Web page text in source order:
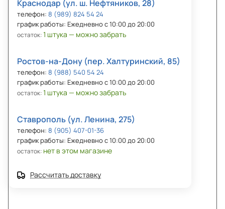
Краснодар (ул. ш. Нефтяников, 28)
телефон: 8 (989) 824 54 24
график работы: Ежедневно с 10:00 до 20:00
остаток:1 штука — можно забрать
Ростов-на-Дону (пер. Халтуринский, 85)
телефон: 8 (988) 540 54 24
график работы: Ежедневно с 10:00 до 20:00
остаток:1 штука — можно забрать
Ставрополь (ул. Ленина, 275)
телефон: 8 (905) 407-01-36
график работы: Ежедневно с 10:00 до 20:00
остаток: нет в этом магазине
Рассчитать доставку